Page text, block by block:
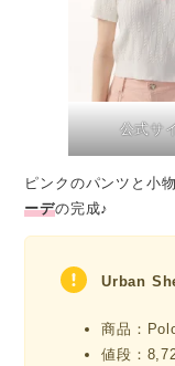
公式サ
ピンクのパンツと小
ーデの完成♪
Urban
商品：
値段：